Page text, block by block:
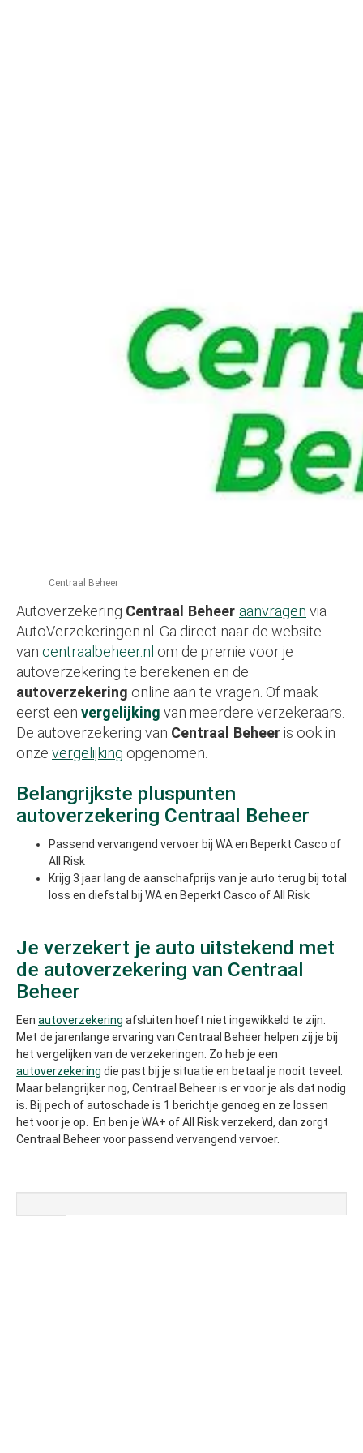
Centraal Beheer
Autoverzekering Centraal Beheer aanvragen via
AutoVerzekeringen.nl. Ga direct naar de website
van centraalbeheer.nl om de premie voor je
autoverzekering te berekenen en de
autoverzekering online aan te vragen. Of maak
eerst een vergelijking van meerdere verzekeraars.
De autoverzekering van Centraal Beheeris ook in
onze vergelijking opgenomen.
Belangrijkste pluspunten
autoverzekering Centraal Beheer
Passend vervangend vervoer bij WA en Beperkt Casco of
All Risk
Krijg 3 jaar lang de aanschafprijs van je auto terug bij total
loss en diefstal bij WA en Beperkt Casco of All Risk
Je verzekert je auto uitstekend met
de autoverzekering van Centraal
Beheer
Een autoverzekering afsluiten hoeft niet ingewikkeld te zijn.
Met de jarenlange ervaring van Centraal Beheer helpen zij je bij
het vergelijken van de verzekeringen. Zo heb je een
autoverzekering die past bij je situatie en betaal je nooit teveel.
Maar belangrijker nog, Centraal Beheer is er voor je als dat nodig
is. Bij pech of autoschade is 1 berichtje genoeg en ze lossen
het voor je op. En ben je WA+ of All Risk verzekerd, dan zorgt
Centraal Beheer voor passend vervangend vervoer.